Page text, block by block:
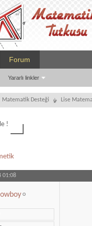
Forum
Yararlı linkler
Matematik Desteği Lise
!
01:08